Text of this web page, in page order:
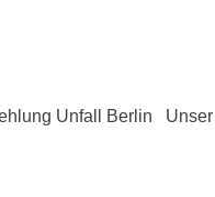
Unfall Berlin